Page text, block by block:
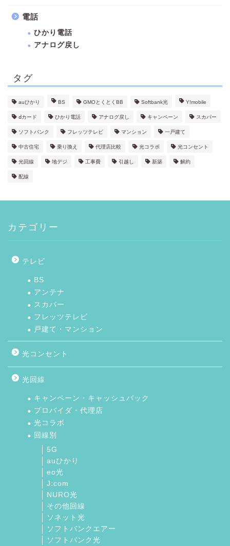
電話
ひかり電話
アナログ戻し
タグ
auひかり BS GMOとくとくBB Softbank光 Y!mobile
ⅾカード ひかり電話 アナログ戻し キャンペーン スカパー
ソフトバンク フレッツテレビ マンション 一戸建て
中古住宅 乗り換え 代理店比較 光コラボ 光コンセント
光回線 地デジ 工事費 引越し 新築 解約
配線
カテゴリー
テレビ
BS
アンテナ
スカパー
フレッツテレビ
戸建て・マンション
光コンセント
光回線
キャンペーン・キャッシュバック
プロバイダ・代理店
光コラボ
回線別
5G
auひかり
eo光
J:com
NURO光
その他回線
ソネット光
ソフトバンクエアー
ソフトバンク光